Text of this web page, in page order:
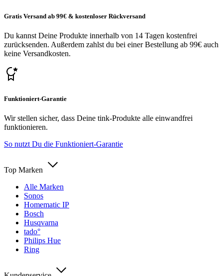
Gratis Versand ab 99€ & kostenloser Rückversand
Du kannst Deine Produkte innerhalb von 14 Tagen kostenfrei
zurücksenden. Außerdem zahlst du bei einer Bestellung ab 99€ auch
keine Versandkosten.
Funktioniert-Garantie
Wir stellen sicher, dass Deine tink-Produkte alle einwandfrei
funktionieren.
So nutzt Du die Funktioniert-Garantie
Top Marken
Alle Marken
Sonos
Homematic IP
Bosch
Husqvarna
tado°
Philips Hue
Ring